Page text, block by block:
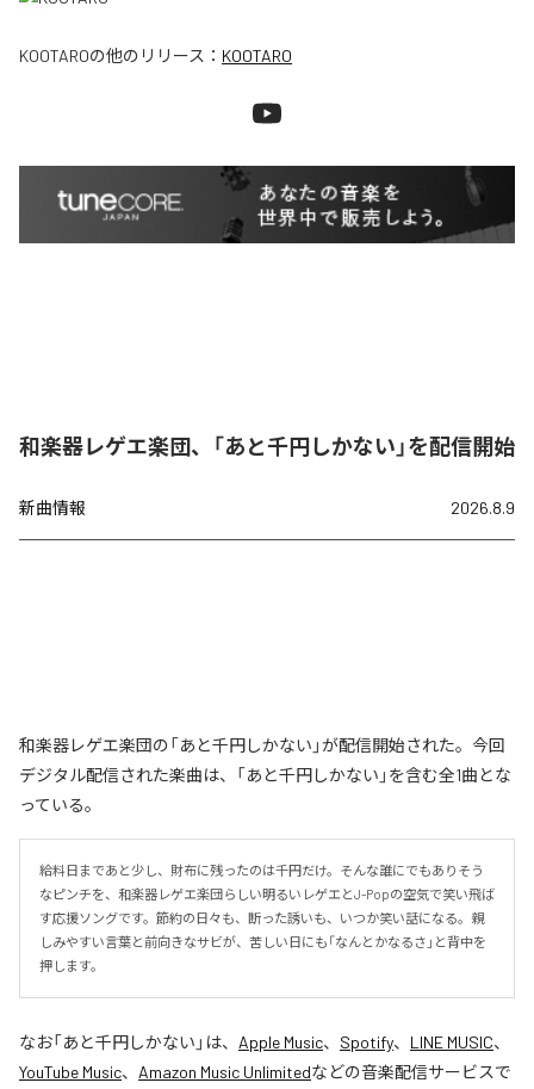
KOOTAROの他のリリース： KOOTARO
和楽器レゲエ楽団、「あと千円しかない」を配信開始
新曲情報 2026.8.9
和楽器レゲエ楽団の「あと千円しかない」が配信開始された。今回
デジタル配信された楽曲は、「あと千円しかない」を含む全1曲とな
っている。
給料日まであと少し、財布に残ったのは千円だけ。そんな誰にでもありそう
なピンチを、和楽器レゲエ楽団らしい明るいレゲエとJ-Popの空気で笑い飛ば
す応援ソングです。節約の日々も、断った誘いも、いつか笑い話になる。親
しみやすい言葉と前向きなサビが、苦しい日にも「なんとかなるさ」と背中を
押します。
なお「あと千円しかない 」は、 Apple Music、 Spotify、 LINE MUSIC、
YouTube Music、 Amazon Music Unlimitedなどの音楽配信サービスで